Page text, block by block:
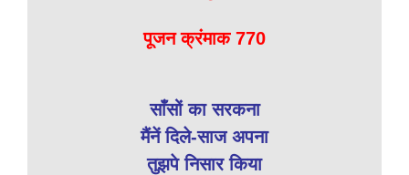
पूजन क्रंमाक 770
साँसों का सरकना
मैंनें दिले-साज अपना
तुझपे निसार किया